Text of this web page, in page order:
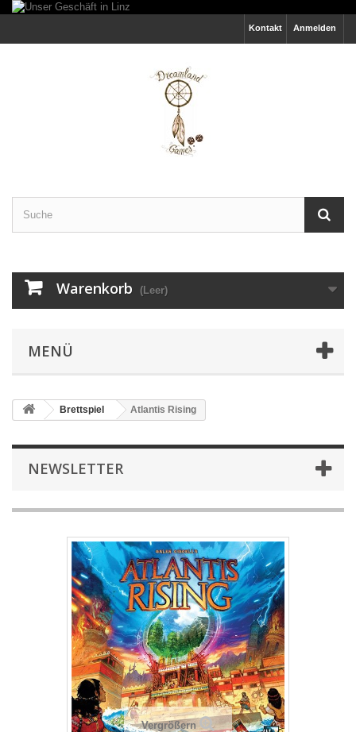
Anmelden
Kontakt
Warenkorb (Leer)
MENÜ
Brettspiel Atlantis Rising
NEWSLETTER
Vergrößern